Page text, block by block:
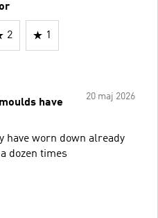
2 1
20 maj 2026
have
have worn down already
dozen times